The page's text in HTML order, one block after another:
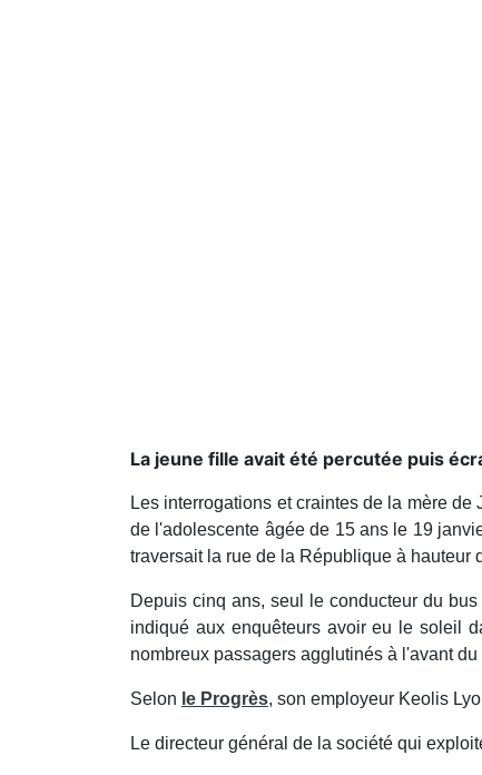
La jeune fille avait été percutée puis
Les interrogations et craintes de la mère de
de l'adolescente âgée de 15 ans le 19
traversait la rue de la République à hauteur
Depuis cinq ans, seul le conducteur du
indiqué aux enquêteurs avoir eu le soleil
nombreux passagers agglutinés à l'avant du
Selon le Progrès, son employeur Keolis
Le directeur général de la société qui